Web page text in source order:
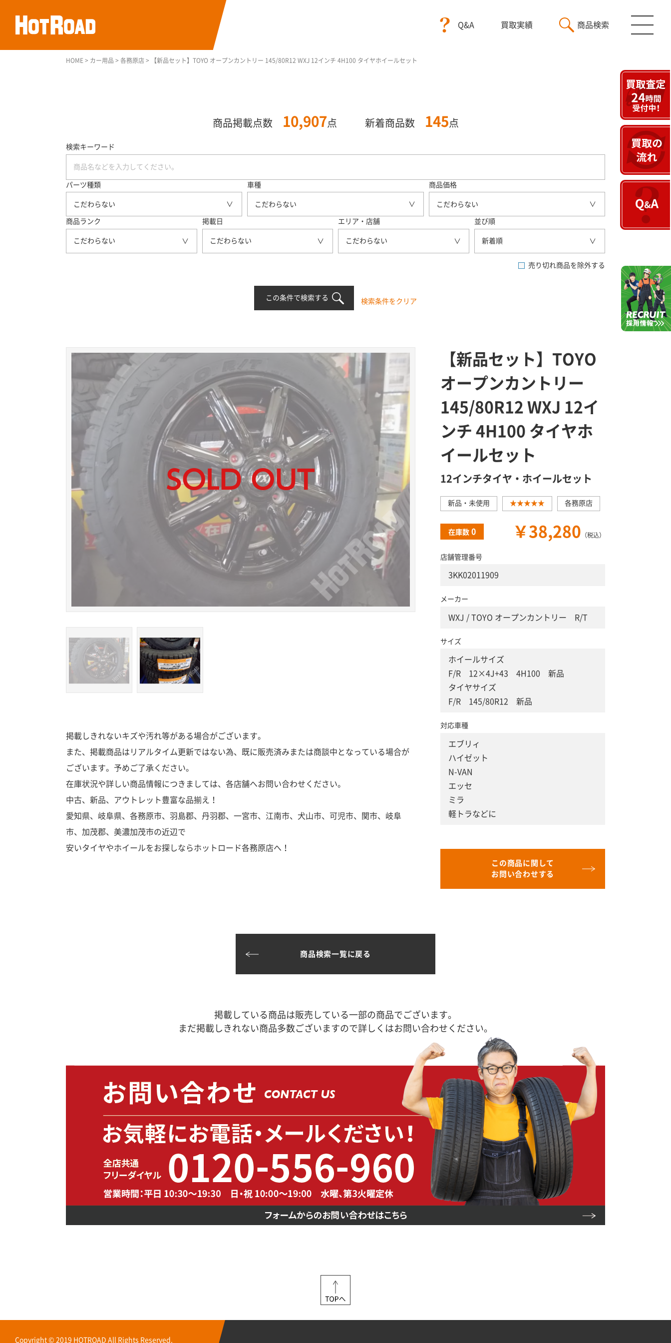
Q&A 買取実績 商品検索
HOME > カー用品 > 各務原店 > 【新品セット】TOYO オープンカントリー 145/80R12 WXJ 12インチ 4H100 タイヤホイールセット
商品掲載点数 10,907点 新着商品数 145 点
検索キーワード
パーツ種類
こだわらない
車種
こだわらない
商品価格
こだわらない
商品ランク
こだわらない
掲載日
こだわらない
エリア・店舗
こだわらない
並び順
新着順
売り切れ商品を除外する
この条件で検索する 検索条件をクリア
掲載しきれないキズや汚れ等がある場合がございます。
また、掲載商品はリアルタイム更新ではない為、既に販売済みまたは商談中となっている場合が
ございます。予めご了承ください。
在庫状況や詳しい商品情報につきましては、各店舗へお問い合わせください。
中古、新品、アウトレット豊富な品揃え！
愛知県、岐阜県、各務原市、羽島郡、丹羽郡、一宮市、江南市、犬山市、可児市、関市、岐阜
市、加茂郡、美濃加茂市の近辺で
安いタイヤやホイールをお探しならホットロード各務原店へ！
【新品セット】TOYO
オープンカントリー
145/80R12 WXJ 12イ
ンチ 4H100 タイヤホ
イールセット
12インチタイヤ・ホイールセット
新品・未使用 ★★★★★ 各務原店
在庫数 0 ￥38,280 （税込）
店舗管理番号
3KK02011909
メーカー
WXJ / TOYO オープンカントリー R/T
サイズ
ホイールサイズ
F/R 12×4J+43 4H100 新品
タイヤサイズ
F/R 145/80R12 新品
対応車種
エブリィ
ハイゼット
N-VAN
エッセ
ミラ
軽トラなどに
この商品に関して
お問い合わせする
商品検索一覧に戻る
掲載している商品は販売している一部の商品でございます。
まだ掲載しきれない商品多数ございますので詳しくはお問い合わせください。
Copyright © 2019 HOTROAD All Rights Reserved.